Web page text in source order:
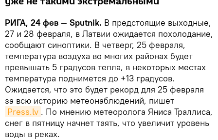
РИГА, 24 фев — Sputnik. В предстоящие выходные,
27 и 28 февраля, в Латвии ожидается похолодание,
сообщают синоптики. В четверг, 25 февраля,
температура воздуха во многих районах будет
превышать 5 градусов тепла, в некоторых местах
температура поднимется до +13 градусов.
Ожидается, что это будет рекорд для 25 февраля
за всю историю метеонаблюдений, пишет
Press.lv . По мнению метеоролога Яниса Траллиса,
снег в пятницу начнет таять, что увеличит уровень
воды в реках.